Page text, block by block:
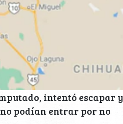
intentó escapar y
podían entrar por no